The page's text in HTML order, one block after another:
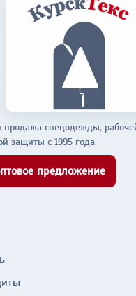
продажа спецодежды,
защиты с 1995 года.
предложение